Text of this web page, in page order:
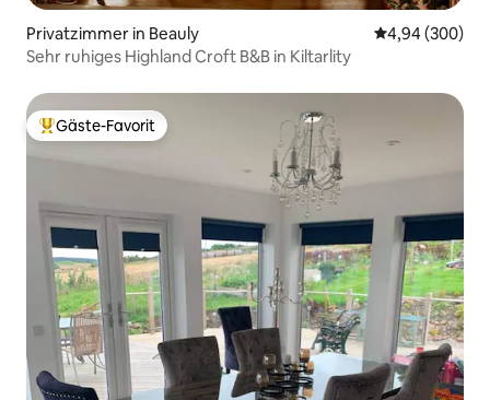
Privatzimmer in Beauly
4,94 (300)
Sehr ruhiges Highland Croft B&B in Kiltarlity
Beliebter Gäste-Favorit.
Gäste-Favorit